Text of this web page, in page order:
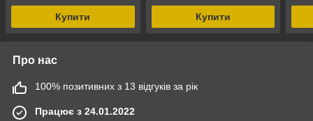
Купити Купити
Про нас
100% позитивних з 13 відгуків за рік
Працює з 24.01.2022